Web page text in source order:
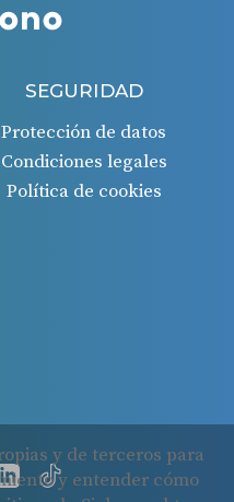
SEGURIDAD
Protección de datos
Condiciones legales
Política de cookies